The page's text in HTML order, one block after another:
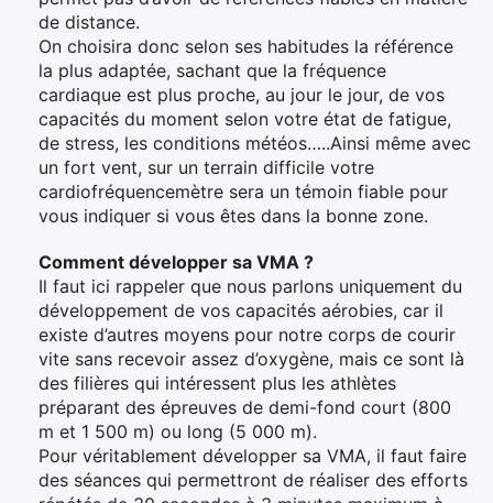
de distance.
On choisira donc selon ses habitudes la référence
la plus adaptée, sachant que la fréquence
cardiaque est plus proche, au jour le jour, de vos
capacités du moment selon votre état de fatigue,
de stress, les conditions météos…..Ainsi même avec
un fort vent, sur un terrain difficile votre
cardiofréquencemètre sera un témoin fiable pour
vous indiquer si vous êtes dans la bonne zone.
Comment développer sa VMA ?
Il faut ici rappeler que nous parlons uniquement du
développement de vos capacités aérobies, car il
existe d’autres moyens pour notre corps de courir
vite sans recevoir assez d’oxygène, mais ce sont là
des filières qui intéressent plus les athlètes
préparant des épreuves de demi-fond court (800
m et 1 500 m) ou long (5 000 m).
Pour véritablement développer sa VMA, il faut faire
des séances qui permettront de réaliser des efforts